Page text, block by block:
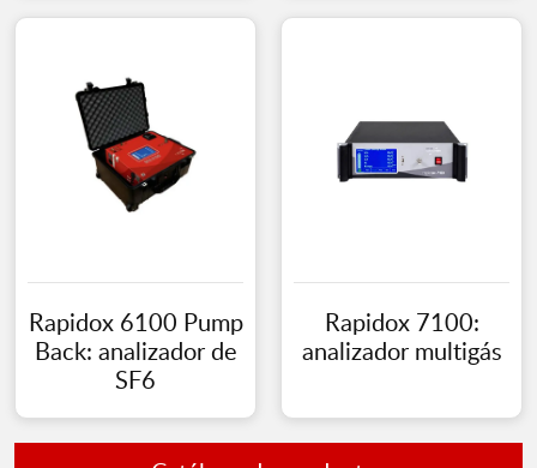
Rapidox 6100 Pump
Back: analizador de
SF6
Rapidox 7100:
analizador multigás